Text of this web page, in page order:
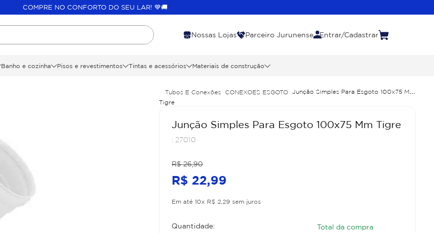
COMPRE NO CONFORTO DO SEU LAR! 💙🚚
Nossas Lojas Parceiro Jurunense Entrar/Cadastrar
Banho e cozinha Pisos e revestimentos Tintas e acessórios Materiais de construção
Tubos E Conexões CONEXOES ESGOTO
Junção Simples Para Esgoto 100x75 Mm
Tigre
Junção Simples Para Esgoto 100x75 Mm Tigre
: 27010
R$ 26,90
R$ 22,99
Em até10x R$ 2 29 sem juros
Quantidade: Total da compra